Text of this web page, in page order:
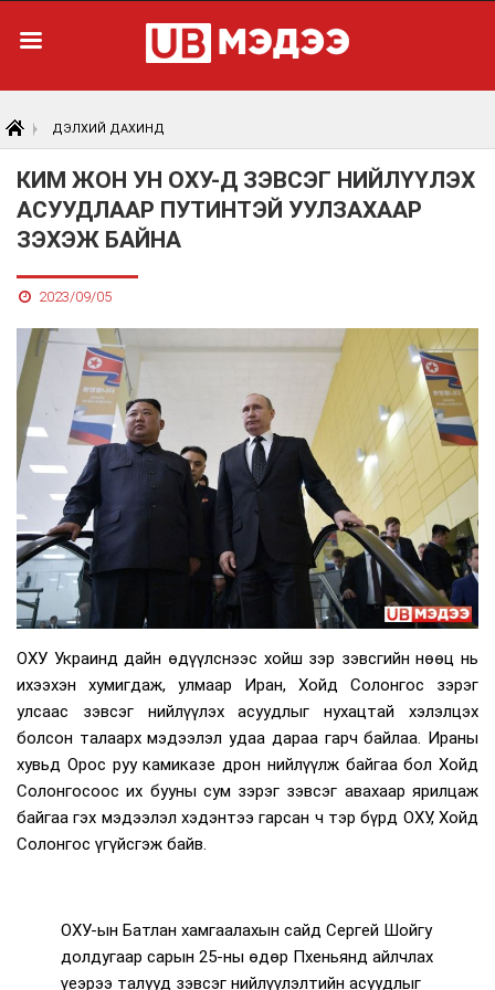
ДЭЛХИЙ ДАХИНД
КИМ ЖОН УН ОХУ-Д ЗЭВСЭГ НИЙЛҮҮЛЭХ
АСУУДЛААР ПУТИНТЭЙ УУЛЗАХААР
ЗЭХЭЖ БАЙНА
2023/09/05
ОХУ Украинд дайн өдүүлснээс хойш зэр зэвсгийн нөөц нь
ихээхэн хумигдаж, улмаар Иран, Хойд Солонгос зэрэг
улсаас зэвсэг нийлүүлэх асуудлыг нухацтай хэлэлцэх
болсон талаарх мэдээлэл удаа дараа гарч байлаа. Ираны
хувьд Орос руу камиказе дрон нийлүүлж байгаа бол Хойд
Солонгосоос их бууны сум зэрэг зэвсэг авахаар ярилцаж
байгаа гэх мэдээлэл хэдэнтээ гарсан ч тэр бүрд ОХУ, Хойд
Солонгос үгүйсгэж байв.
ОХУ-ын Батлан хамгаалахын сайд Сергей Шойгу
долдугаар сарын 25-ны өдөр Пхеньянд айлчлах
үеэрээ талууд зэвсэг нийлүүлэлтийн асуудлыг